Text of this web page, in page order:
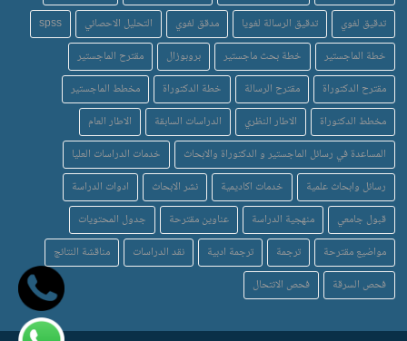
تدقيق لغوي
تدقيق الرسالة لغويا مدقق لغوي التحليل الاحصائي
spss
خطة الماجستير
خطة بحث ماجستير بروبوزال
مقترح الماجستير
مقترح الدكتوراة
مقترح الرسالة خطة الدكتوراة
مخطط الماجستير
مخطط الدكتوراة
الاطار النظري الدراسات السابقة
الاطار العام
المساعدة في رسائل الماجستير و الدكتوراة والابحاث
خدمات الدراسات العليا
رسائل وابحاث علمية
خدمات اكاديمية نشر الابحاث
ادوات الدراسة
قبول جامعي
منهجية الدراسة عناوين مقترحة
جدول المحتويات
مواضيع مقترحة
ترجمة ترجمة ادبية نقد الدراسات
مناقشة النتائج
فحص السرقة
فحص الانتحال